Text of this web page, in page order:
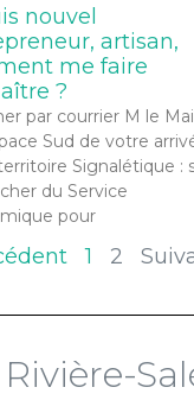
nouvel
artisan,
me faire
?
par courrier M le
Sud de votre
Signalétique :
du Service
pour
1 2